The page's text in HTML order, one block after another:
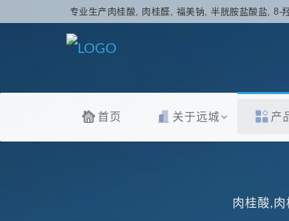
专业生产肉桂酸, 肉桂醛, 福美钠, 半胱胺盐酸盐, 8-
首页 关于远城 产
肉桂酸,